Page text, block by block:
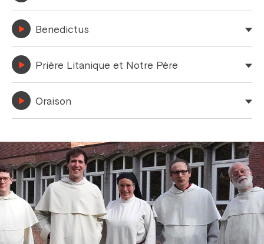
Benedictus
Prière Litanique et Notre Père
Oraison